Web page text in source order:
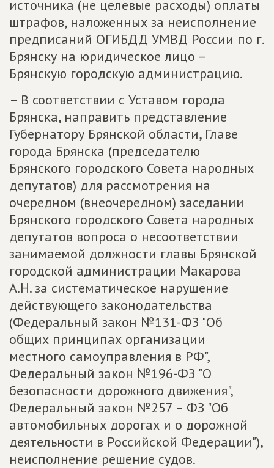
источника (не целевые расходы) оплаты
штрафов, наложенных за неисполнение
предписаний ОГИБДД УМВД России по г.
Брянску на юридическое лицо –
Брянскую городскую администрацию.
– В соответствии с Уставом города
Брянска, направить представление
Губернатору Брянской области, Главе
города Брянска (председателю
Брянского городского Совета народных
депутатов) для рассмотрения на
очередном (внеочередном) заседании
Брянского городского Совета народных
депутатов вопроса о несоответствии
занимаемой должности главы Брянской
городской администрации Макарова
А.Н. за систематическое нарушение
действующего законодательства
(Федеральный закон №131-ФЗ "Об
общих принципах организации
местного самоуправления в РФ",
Федеральный закон №196-ФЗ "О
безопасности дорожного движения",
Федеральный закон №257 – ФЗ "Об
автомобильных дорогах и о дорожной
деятельности в Российской Федерации"),
неисполнение решение судов.